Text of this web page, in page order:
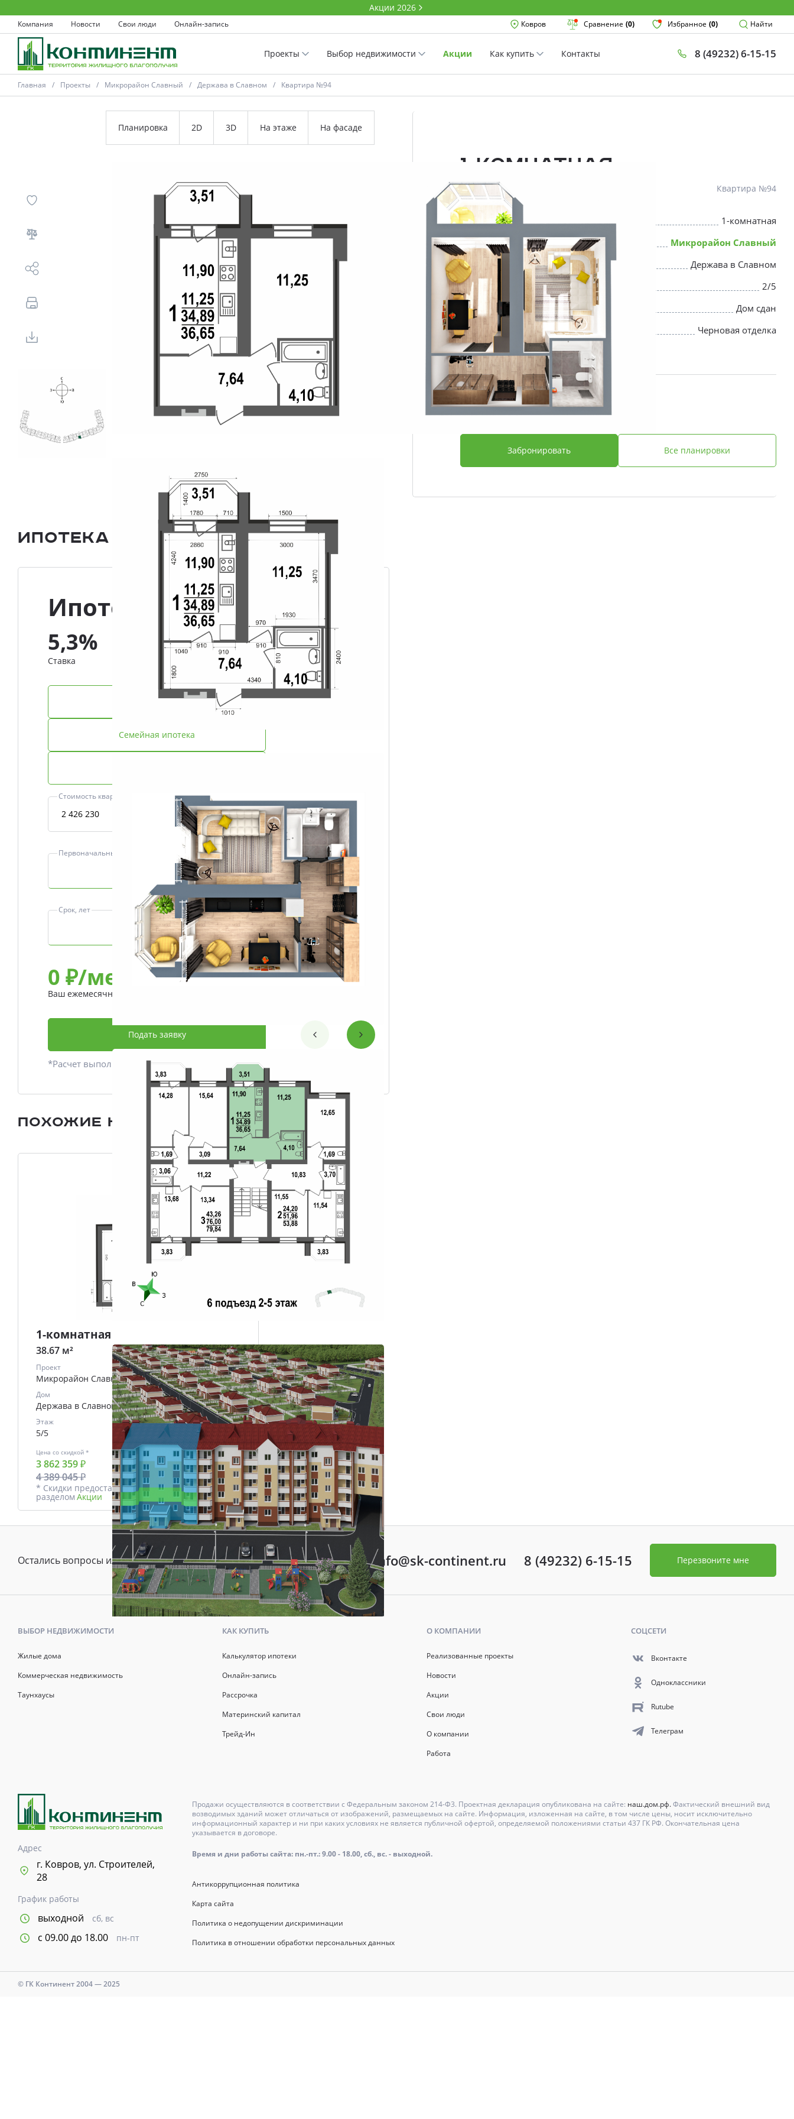
Акции 2026
Компания Новости Свои люди Онлайн-запись Ковров Сравнение (0) Избранное (0) Найти
Проекты Выбор недвижимости Акции Как купить Контакты 8 (49232) 6-15-15
×
Проекты
Свои Люди
Офис продаж
О компании
Онлайн-запись
Главная Проекты Микрорайон Славный Держава в Славном Квартира №94
Поиск
Планировка 2D 3D На этаже На фасаде
1-комнатная
36.65 м² Квартира №94
Комнатность 1-комнатная
Проект Микрорайон Славный
Дом Держава в Славном
Этаж 2/5
Срок сдачи Дом сдан
Отделка Черновая отделка
Дополнительно
2 426 230 ₽
Забронировать Все планировки
* Скидки предоставляются в
Ипотека и Рассрочка
Ипотека
5,3%
Ставка
IT-ипотека
Семейная ипотека
Стоимость квартиры, ₽
Первоначальный взнос, ₽
Срок, лет
0 ₽/мес
Ваш ежемесячный платеж
Подать заявку
*Расчет выполнен приблизительно
Похожие квартиры Все планировки
1-комнатная
38.67 м²
Проект
Микрорайон Славный
Дом
Держава в Славном
Этаж
5/5
Цена со скидкой *
3 862 359 ₽
4 389 045 ₽
В ипотеку
от16488 ₽/мес.
* Скидки предоставляются в соответствии с
разделом Акции
Остались вопросы или предложения? Задать вопрос info@sk-continent.ru 8 (49232) 6-15-15 Перезвоните мне
ВЫБОР НЕДВИЖИМОСТИ
Жилые дома
Коммерческая недвижимость
Таунхаусы
КАК КУПИТЬ
Калькулятор ипотеки
Онлайн-запись
Рассрочка
Материнский капитал
Трейд-Ин
О КОМПАНИИ
Реализованные проекты
Новости
Акции
Свои люди
О компании
Работа
СОЦСЕТИ
Вконтакте
Одноклассники
Rutube
Телеграм
Адрес
г. Ковров, ул. Строителей,
28
График работы
выходной сб, вс
с 09.00 до 18.00 пн-пт
Продажи осуществляются в соответствии с Федеральным законом 214-Ф3. Проектная декларация опубликована на сайте: наш.дом.рф.Фактический внешний вид
возводимых зданий может отличаться от изображений, размещаемых на сайте. Информация, изложенная на сайте, в том числе цены, носит исключительно
информационный характер и ни при каких условиях не является публичной офертой, определяемой положениями статьи 437 ГК РФ. Окончательная цена
указывается в договоре.
Время и дни работы сайта: пн.-пт.: 9.00 - 18.00, сб., вс. - выходной.
Антикоррупционная политика
Карта сайта
Политика о недопущении дискриминации
Политика в отношении обработки персональных данных
© ГК Континент 2004 — 2025